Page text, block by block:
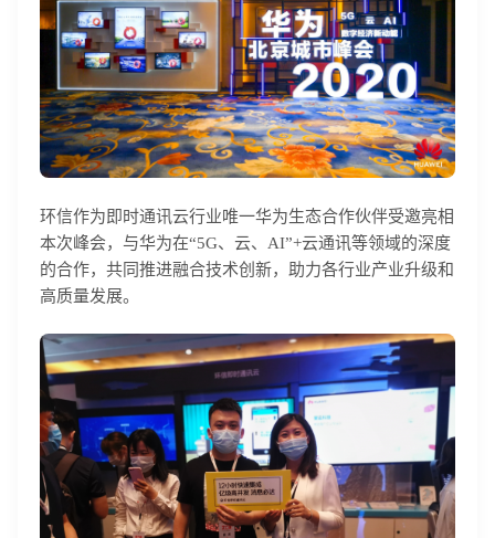
环信作为即时通讯云行业唯一华为生态合作伙伴受邀亮相
本次峰会，与华为在“5G、云、AI”+云通讯等领域的深度
的合作，共同推进融合技术创新，助力各行业产业升级和
高质量发展。